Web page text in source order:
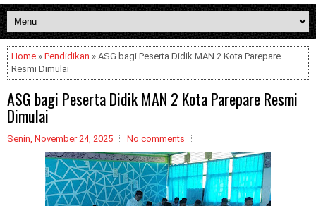
Home » Pendidikan » ASG bagi Peserta Didik MAN 2 Kota Parepare
Resmi Dimulai
ASG bagi Peserta Didik MAN 2 Kota Parepare Resmi
Dimulai
Senin, November 24, 2025 No comments